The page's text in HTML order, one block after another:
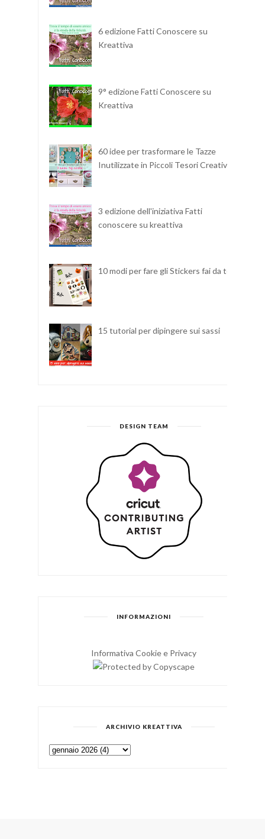
6 edizione Fatti Conoscere su
Kreattiva
9° edizione Fatti Conoscere su
Kreattiva
60 idee per trasformare le Tazze
Inutilizzate in Piccoli Tesori Creativi
3 edizione dell'iniziativa Fatti
conoscere su kreattiva
10 modi per fare gli Stickers fai da te
15 tutorial per dipingere sui sassi
DESIGN TEAM
INFORMAZIONI
Informativa Cookie e Privacy
ARCHIVIO KREATTIVA